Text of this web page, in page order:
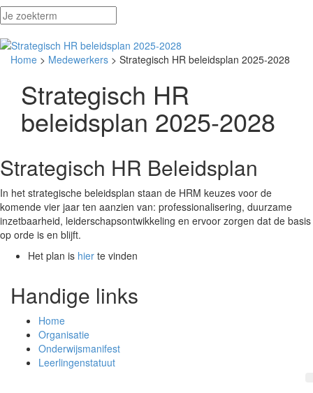
Home > Medewerkers > Strategisch HR beleidsplan 2025-2028
Strategisch HR
beleidsplan 2025-2028
Strategisch HR Beleidsplan
In het strategische beleidsplan staan de HRM keuzes voor de
komende vier jaar ten aanzien van: professionalisering, duurzame
inzetbaarheid, leiderschapsontwikkeling en ervoor zorgen dat de basis
op orde is en blijft.
Het plan is hier te vinden
Handige links
Home
Organisatie
Onderwijsmanifest
Leerlingenstatuut